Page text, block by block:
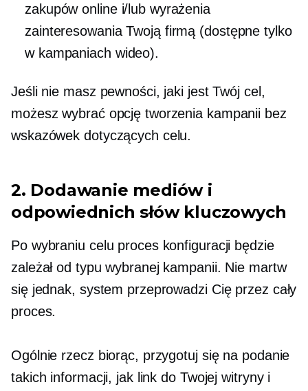
zakupów online i/lub wyrażenia
zainteresowania Twoją firmą (dostępne tylko
w kampaniach wideo).
Jeśli nie masz pewności, jaki jest Twój cel,
możesz wybrać opcję tworzenia kampanii bez
wskazówek dotyczących celu.
2. Dodawanie mediów i
odpowiednich słów kluczowych
Po wybraniu celu proces konfiguracji będzie
zależał od typu wybranej kampanii. Nie martw
się jednak, system przeprowadzi Cię przez cały
proces.
Ogólnie rzecz biorąc, przygotuj się na podanie
takich informacji, jak link do Twojej witryny i